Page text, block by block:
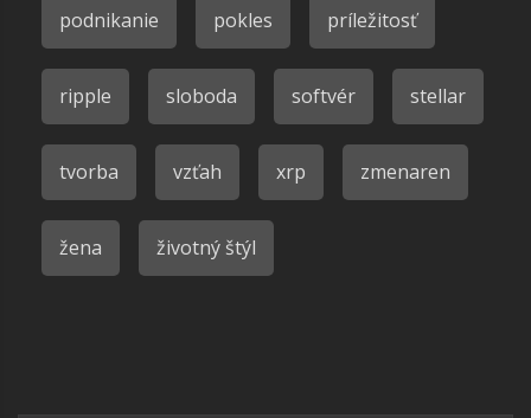
podnikanie pokles príležitosť
ripple sloboda softvér stellar
tvorba vzťah xrp zmenaren
žena životný štýl